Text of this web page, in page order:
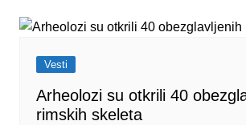
Vesti
Arheolozi su otkrili 40
rimskih skeleta